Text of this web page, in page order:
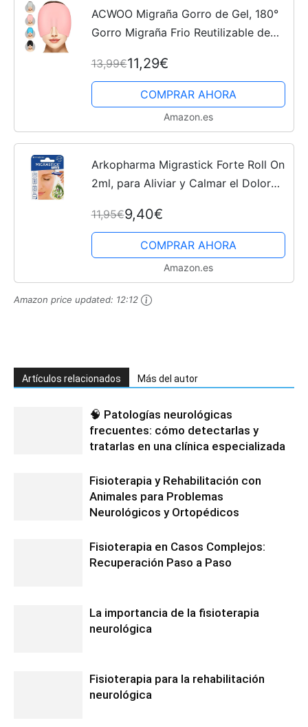
ACWOO Migraña Gorro de Gel, 180°
Gorro Migraña Frio Reutilizable de
Alivio Gorro, Gorro de Gel para
Migrañas Alivio,...
13,99€11,29€
COMPRAR AHORA
Amazon.es
Arkopharma Migrastick Forte Roll On
2ml, para Aliviar y Calmar el Dolor
Aceites Esenciales
11,95€9,40€
COMPRAR AHORA
Amazon.es
Amazon price updated: 12:12
Artículos relacionados Más del autor
🧠 Patologías neurológicas
frecuentes: cómo detectarlas y
tratarlas en una clínica especializada
Fisioterapia y Rehabilitación con
Animales para Problemas
Neurológicos y Ortopédicos
Fisioterapia en Casos Complejos:
Recuperación Paso a Paso
La importancia de la fisioterapia
neurológica
Fisioterapia para la rehabilitación
neurológica